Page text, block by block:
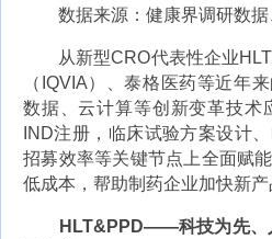
数据来源：健康界调研数据
从新型CRO代表性企业HLT
（IQVIA）、泰格医药等近年
数据、云计算等创新变革技术
IND注册，临床试验方案设计
招募效率等关键节点上全面赋
低成本，帮助制药企业加快新产
HLT&PPD——科技为先、